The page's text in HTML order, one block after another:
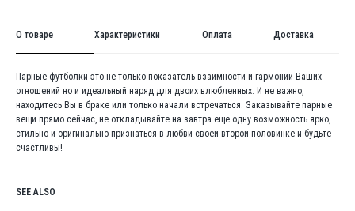
О товаре Характеристики Оплата Доставка
Парные футболки это не только показатель взаимности и гармонии Ваших
отношений но и идеальный наряд для двоих влюбленных. И не важно,
находитесь Вы в браке или только начали встречаться. Заказывайте парные
вещи прямо сейчас, не откладывайте на завтра еще одну возможность ярко,
стильно и оригинально признаться в любви своей второй половинке и будьте
счастливы!
SEE ALSO